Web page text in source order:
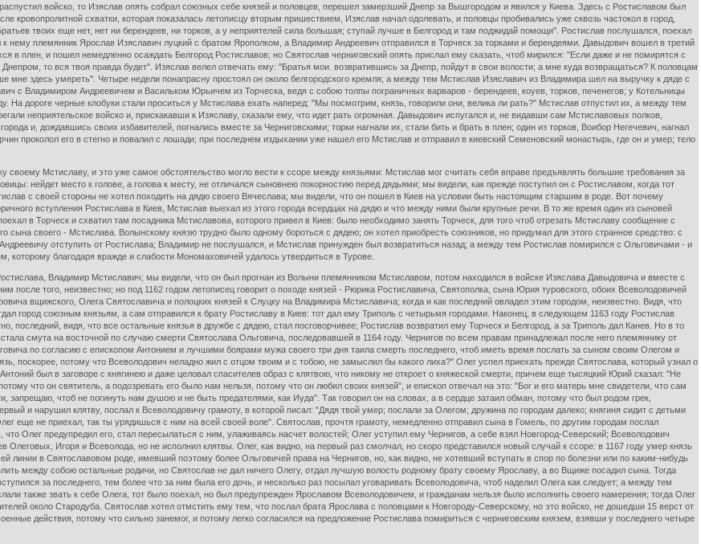
войско, то Изяслав опять собрал союзных себе князей и половцев, перешел замерзший Днепр за Вышгородом и явился у Киева. Здесь с Ростиславом был
кровопролитной схватки, которая показалась летописцу вторым пришествием, Изяслав начал одолевать, и половцы пробивались уже сквозь частокол в город,
твоих еще нет, нет ни берендеев, ни торков, а у неприятелей сила большая; ступай лучше в Белгород и там поджидай помощи". Ростислав послушался, поехал
нему племянник Ярослав Изяславич луцкий с братом Ярополком, а Владимир Андреевич отправился в Торческ за торками и берендеями. Давыдович вошел в третий
в плен, и пошел немедленно осаждать Белгород Ростиславов; но Святослав черниговский опять прислал ему сказать, чтоб мирился: "Если даже и не помирятся с
то вся твоя правда будет". Изяслав велел отвечать ему: "Братья мои. возвратившись за Днепр, пойдут в свои волости; а мне куда возвращаться? К половцам
мне здесь умереть". Четыре недели понапрасну простоял он около белгородского кремля; а между тем Мстислав Изяславич из Владимира шел на выручку к дяде с
с Владимиром Андреевичем и Васильком Юрьичем из Торческа, ведя с собою толпы пограничных варваров - берендеев, коуев, торков, печенегов; у Котельницы
На дороге черные клобуки стали проситься у Мстислава ехать наперед: "Мы посмотрим, князь, говорили они, велика ли рать?" Мстислав отпустил их, а между тем
неприятельское войско и, прискакавши к Изяславу, сказали ему, что идет рать огромная. Давыдович испугался и, не видавши сам Мстиславовых полков,
и, дождавшись своих избавителей, погнались вместе за Черниговскими; торки нагнали их, стали бить и брать в плен; один из торков, Воибор Негечевич, нагнал
проколол его в стегно и повалил с лошади; при последнем издыхании уже нашел его Мстислав и отправил в киевский Семеновский монастырь, где он и умер; тело
своему Мстиславу, и это уже самое обстоятельство могло вести к ссоре между князьями: Мстислав мог считать себя вправе предъявлять большие требования за
нейдет место к голове, а голова к месту, не отличался сыновнею покорностию перед дядьями; мы видели, как прежде поступил он с Ростиславом, когда тот
с своей стороны не хотел походить на дядю своего Вячеслава; мы видели, что он пошел в Киев на условии быть настоящим старшим в роде. Вот почему
вступления Ростислава в Киев, Мстислав выехал из этого города всердцах на дядю и что между ними были крупные речи. В то же время один из сыновей
в Торческ и схватил там посадника Мстиславова, которого привел в Киев: было необходимо занять Торческ, для того чтоб отрезать Мстиславу сообщение с
сына своего - Мстислава. Волынскому князю трудно было одному бороться с дядею; он хотел приобресть союзников, но придумал для этого странное средство: с
отступить от Ростислава; Владимир не послушался, и Мстислав принужден был возвратиться назад; а между тем Ростислав помирился с Ольговичами - и
благодаря вражде и слабости Мономаховичей удалось утвердиться в Турове.
Владимир Мстиславич; мы видели, что он был прогнан из Волыни племянником Мстиславом, потом находился в войске Изяслава Давыдовича и вместе с
после того, неизвестно; но под 1162 годом летописец говорит о походе князей - Рюрика Ростиславича, Святополка, сына Юрия туровского, обоих Всеволодовичей
вщижского, Олега Святославича и полоцких князей к Слуцку на Владимира Мстиславича; когда и как последний овладел этим городом, неизвестно. Видя, что
город союзным князьям, а сам отправился к брату Ростиславу в Киев: тот дал ему Триполь с четырьмя городами. Наконец, в следующем 1163 году Ростислав
последний, видя, что все остальные князья в дружбе с дядею, стал посговорчивее; Ростислав возвратил ему Торческ и Белгород, а за Триполь дал Канев. Но в то
смута на восточной по случаю смерти Святослава Ольговича, последовавшей в 1164 году. Чернигов по всем правам принадлежал после него племяннику от
по согласию с епископом Антонием и лучшими боярами мужа своего три дня таила смерть последнего, чтоб иметь время послать за сыном своим Олегом и
поскорее, потому что Всеволодович неладно жил с отцом твоим и с тобою, не замыслил бы какого лиха?" Олег успел приехать прежде Святослава, который узнал о
был в заговоре с княгинею и даже целовал спасителев образ с клятвою, что никому не откроет о княжеской смерти, причем еще тысяцкий Юрий сказал: "Не
что он святитель, а подозревать его было нам нельзя, потому что он любил своих князей", и епископ отвечал на это: "Бог и его матерь мне свидетели, что сам
запрещаю, чтоб не погинуть нам душою и не быть предателями, как Иуда". Так говорил он на словах, а в сердце затаил обман, потому что был родом грек,
и нарушил клятву, послал к Всеволодовичу грамоту, в которой писал: "Дядя твой умер; послали за Олегом; дружина по городам далеко; княгиня сидит с детьми
еще не приехал, так ты урядишься с ним на всей своей воле". Святослав, прочтя грамоту, немедленно отправил сына в Гомель, по другим городам послал
Олег предупредил его, стал пересылаться с ним, улаживаясь насчет волостей; Олег уступил ему Чернигов, а себе взял Новгород-Северский; Всеволодович
Олеговых, Игоря и Всеволода, но не исполнил клятвы. Олег, как видно, на первый раз смолчал, но скоро представился новый случай к ссоре: в 1167 году умер князь
линии в Святославовом роде, имевший поэтому более Ольговичей права на Чернигов, но, как видно, не хотевший вступать в спор по болезни или по каким-нибудь
между собою остальные родичи, но Святослав не дал ничего Олегу, отдал лучшую волость родному брату своему Ярославу, а во Вщиже посадил сына. Тогда
за последнего, тем более что за ним была его дочь, и несколько раз посылал уговаривать Всеволодовича, чтоб наделил Олега как следует; а между тем
также звать к себе Олега, тот было поехал, но был предупрежден Ярославом Всеволодовичем, и гражданам нельзя было исполнить своего намерения; тогда Олег
около Стародуба. Святослав хотел отмстить ему тем, что послал брата Ярослава с половцами к Новгороду-Северскому, но это войско, не дошедши 15 верст от
действия, потому что сильно занемог, и потому легко согласился на предложение Ростислава помириться с черниговским князем, взявши у последнего четыре